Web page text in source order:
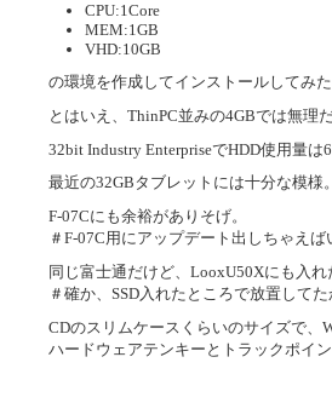
CPU:1Core
MEM:1GB
VHD:10GB
の環境を作成してインストールしてみ
とはいえ、ThinPC並みの4GBでは無理だ
32bit Industry EnterpriseでHDD使用量は6
最近の32GBタブレットには十分な模様。
F-07Cにも余裕がありそげ。
＃F-07C用にアップデート出しちゃえば
同じ富士通だけど、LooxU50Xにも入れ
＃確か、SSD入れたところで放置してた
CDのスリムケースくらいのサイズで、
ハードウェアテンキーとトラックポイ